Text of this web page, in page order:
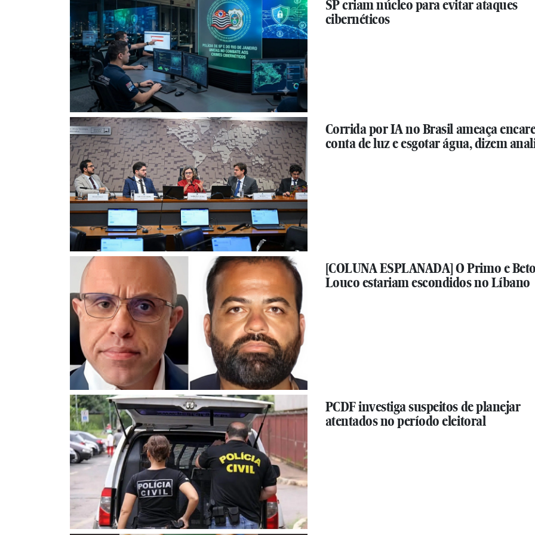
SP criam núcleo para evitar ataques
cibernéticos
Corrida por IA no Brasil ameaça
conta de luz e esgotar água, dizem
[COLUNA ESPLANADA] O Primo e Beto
Louco estariam escondidos no Líbano
PCDF investiga suspeitos de planejar
atentados no período eleitoral